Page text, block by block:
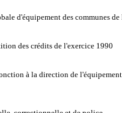
d'équipement des communes
des crédits de l'exercice 1990
à la direction de